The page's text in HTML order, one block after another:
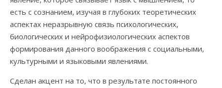
есть с сознанием, изучая в глубоких теоретических
аспектах неразрывную связь психологических,
биологических и нейрофизиологических аспектов
формирования данного воображения с социальными,
культурными и языковыми явлениями.
Сделан акцент на то, что в результате постоянного